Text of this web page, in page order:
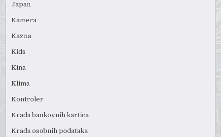
Japan
Kamera
Kazna
Kids
Kina
Klima
Kontroler
Krađa bankovnih kartica
Krađa osobnih podataka